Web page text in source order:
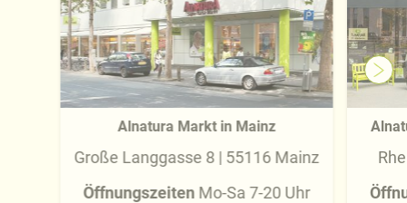
Alnatura Markt in Mainz
Große Langgasse 8 | 55116 Mainz
Öffnungszeiten Mo-Sa 7-20 Uhr